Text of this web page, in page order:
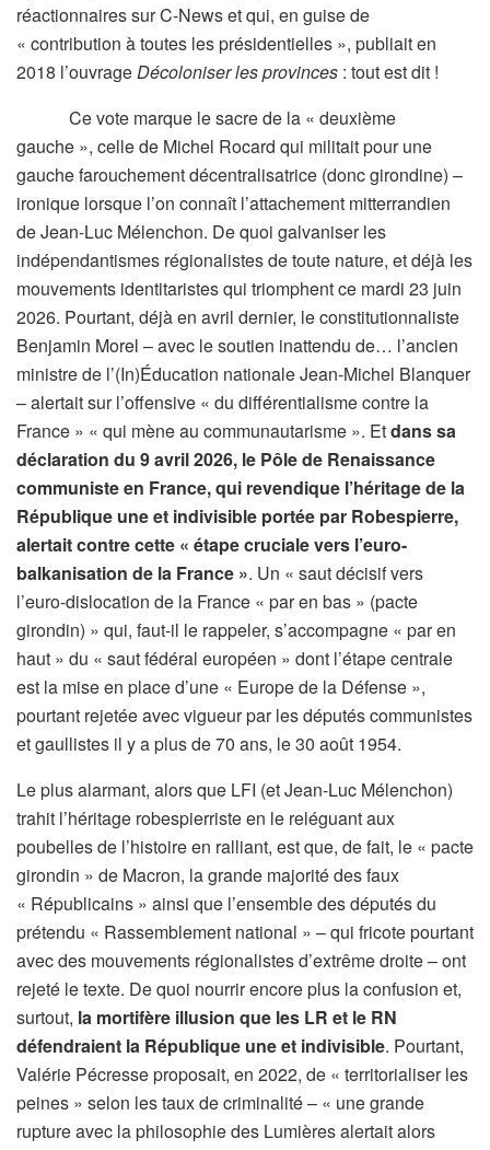
réactionnaires sur C-News et qui, en guise de
« contribution à toutes les présidentielles », publiait en
2018 l’ouvrageDécoloniser les provinces : tout est dit !
Ce vote marque le sacre de la « deuxième
gauche », celle de Michel Rocard qui militait pour une
gauche farouchement décentralisatrice (donc girondine) –
ironique lorsque l’on connaît l’attachement mitterrandien
de Jean-Luc Mélenchon. De quoi galvaniser les
indépendantismes régionalistes de toute nature, et déjà les
mouvements identitaristes qui triomphent ce mardi 23 juin
2026. Pourtant, déjà en avril dernier, le constitutionnaliste
Benjamin Morel – avec le soutien inattendu de… l’ancien
ministre de l’(In)Éducation nationale Jean-Michel Blanquer
– alertait sur l’offensive « du différentialisme contre la
France » « qui mène au communautarisme ». Etdans sa
déclaration du 9 avril 2026, le Pôle de Renaissance
communiste en France, qui revendique l’héritage de la
République une et indivisible portée par Robespierre,
alertait contre cette « étape cruciale vers l’euro-
balkanisation de la France ». Un « saut décisif vers
l’euro-dislocation de la France « par en bas » (pacte
girondin) » qui, faut-il le rappeler, s’accompagne « par en
haut » du « saut fédéral européen » dont l’étape centrale
est la mise en place d’une « Europe de la Défense »,
pourtant rejetée avec vigueur par les députés communistes
et gaullistes il y a plus de 70 ans, le 30 août 1954.
Le plus alarmant, alors que LFI (et Jean-Luc Mélenchon)
trahit l’héritage robespierriste en le reléguant aux
poubelles de l’histoire en ralliant, est que, de fait, le « pacte
girondin » de Macron, la grande majorité des faux
« Républicains » ainsi que l’ensemble des députés du
prétendu « Rassemblement national » – qui fricote pourtant
avec des mouvements régionalistes d’extrême droite – ont
rejeté le texte. De quoi nourrir encore plus la confusion et,
surtout, la mortifère illusion que les LR et le RN
défendraient la République une et indivisible. Pourtant,
Valérie Pécresse proposait, en 2022, de « territorialiser les
peines » selon les taux de criminalité – « une grande
rupture avec la philosophie des Lumières alertait alors